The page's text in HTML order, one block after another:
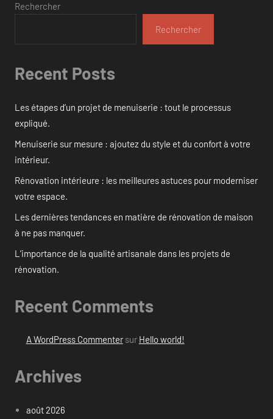
Rechercher
Rechercher
Recent Posts
Les étapes d’un projet de menuiserie : tout le processus
expliqué.
Menuiserie sur mesure : ajoutez du style et du confort à votre
intérieur.
Rénovation intérieure : les meilleures astuces pour moderniser
votre espace.
Les dernières tendances en matière de rénovation de maison
à ne pas manquer.
L’importance de la qualité artisanale dans les projets de
rénovation.
Recent Comments
A WordPress Commentersur Hello world!
Archives
août 2026